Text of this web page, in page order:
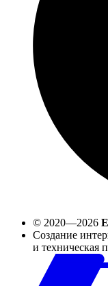
© 2020—2026
Создание
и техническая